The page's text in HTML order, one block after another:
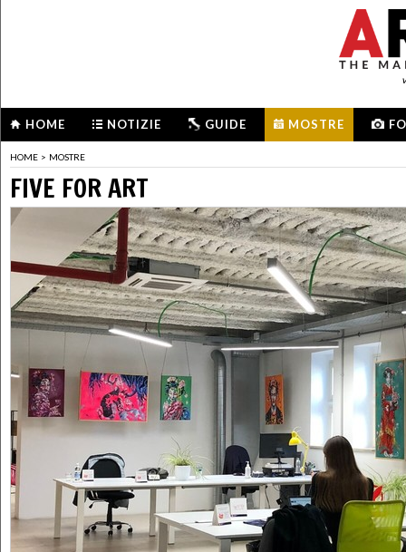
HOME NOTIZIE GUIDE MOSTRE
HOME > MOSTRE
FIVE FOR ART